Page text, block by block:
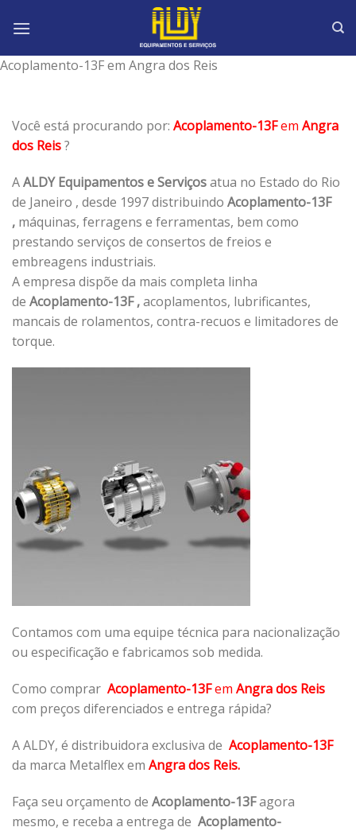
Acoplamento-13F em Angra dos Reis
Você está procurando por: Acoplamento-13Fem Angra
dos Reis?
AALDY Equipamentos e Serviçosatua no Estado do Rio
de Janeiro , desde 1997 distribuindo Acoplamento-13F
, máquinas, ferragens e ferramentas, bem como
prestando serviços de consertos de freios e
embreagens industriais.
A empresa dispõe da mais completa linha
de Acoplamento-13F ,acoplamentos, lubrificantes,
mancais de rolamentos, contra-recuos e limitadores de
torque.
Contamos com uma equipe técnica para nacionalização
ou especificação e fabricamos sob medida.
Como comprar Acoplamento-13Fem Angra dos Reis
com preços diferenciados e entrega rápida?
A ALDY, é distribuidora exclusiva de Acoplamento-13F
da marca Metalflex em Angra dos Reis.
Faça seu orçamento de Acoplamento-13Fagora
mesmo, e receba a entrega de Acoplamento-